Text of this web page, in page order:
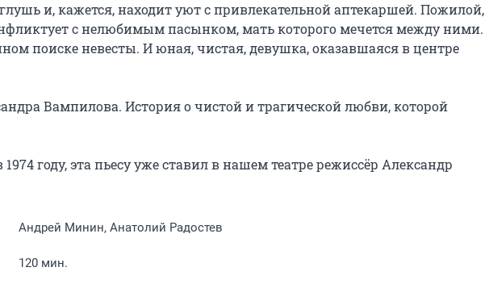
и, кажется, находит уют с привлекательной аптекаршей. Пожилой,
с нелюбимым пасынком, мать которого мечется между ними.
поиске невесты. И юная, чистая, девушка, оказавшаяся в центре
Вампилова. История о чистой и трагической любви, которой
году, эта пьесу уже ставил в нашем театре режиссёр Александр
Андрей Минин, Анатолий Радостев
120 мин.